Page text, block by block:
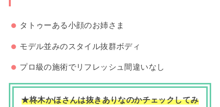
タトゥーある小顔のお姉さま
モデル並みのスタイル抜群ボディ
プロ級の施術でリフレッシュ間違いなし
★柊木かほさんは抜きありなのかチェックしてみ